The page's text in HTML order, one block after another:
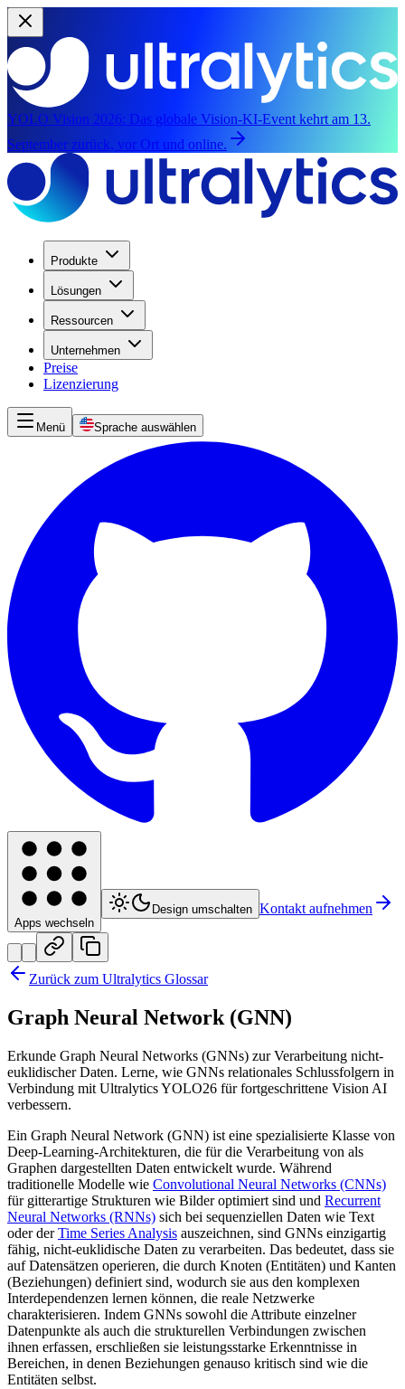
YOLO Vision 2026: Das globale Vision-KI-Event kehrt am 13.
September zurück, vor Ort und online.
Produkte
Lösungen
Ressourcen
Unternehmen
Preise
Lizenzierung
Menü Sprache auswählen
Apps wechseln
Design umschalten Kontakt aufnehmen
Zurück zum Ultralytics Glossar
Graph Neural Network (GNN)
Erkunde Graph Neural Networks (GNNs) zur Verarbeitung nicht-
euklidischer Daten. Lerne, wie GNNs relationales Schlussfolgern in
Verbindung mit Ultralytics YOLO26 für fortgeschrittene Vision AI
verbessern.
Ein Graph Neural Network (GNN) ist eine spezialisierte Klasse von
Deep-Learning-Architekturen, die für die Verarbeitung von als
Graphen dargestellten Daten entwickelt wurde. Während
traditionelle Modelle wie Convolutional Neural Networks (CNNs)
für gitterartige Strukturen wie Bilder optimiert sind und Recurrent
Neural Networks (RNNs) sich bei sequenziellen Daten wie Text
oder derTime Series Analysis auszeichnen, sind GNNs einzigartig
fähig, nicht-euklidische Daten zu verarbeiten. Das bedeutet, dass sie
auf Datensätzen operieren, die durch Knoten (Entitäten) und Kanten
(Beziehungen) definiert sind, wodurch sie aus den komplexen
Interdependenzen lernen können, die reale Netzwerke
charakterisieren. Indem GNNs sowohl die Attribute einzelner
Datenpunkte als auch die strukturellen Verbindungen zwischen
ihnen erfassen, erschließen sie leistungsstarke Erkenntnisse in
Bereichen, in denen Beziehungen genauso kritisch sind wie die
Entitäten selbst.